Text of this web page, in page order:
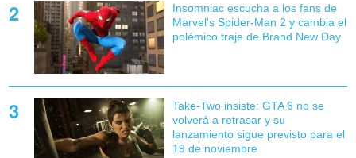
Insomniac escucha a los fans de
Marvel's Spider-Man 2 y cambia el
polémico traje de Brand New Day
Take-Two insiste: GTA 6 no se
volverá a retrasar y su
lanzamiento sigue previsto para el
19 de noviembre